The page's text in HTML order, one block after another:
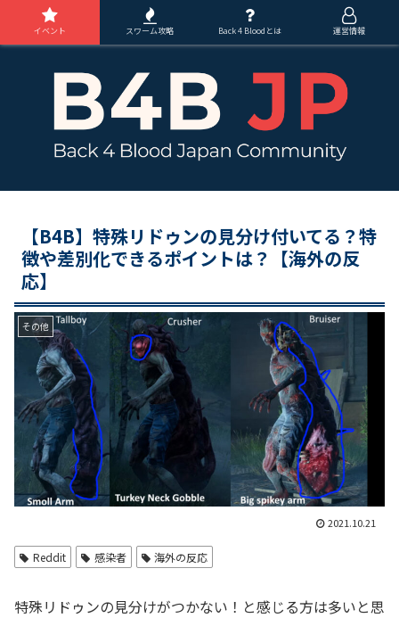
【B4B】特殊リドゥンの見分け付いてる？特
徴や差別化できるポイントは？【海外の反
応】
その他
2021.10.21
Reddit 感染者 海外の反応
特殊リドゥンの見分けがつかない！と感じる方は多いと思
イベント スワーム攻略 Back 4 Bloodとは 運営情報